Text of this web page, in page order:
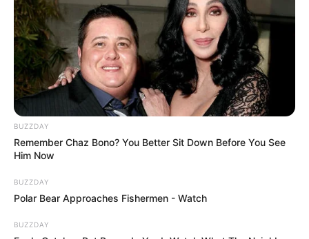
BUZZDAY
Remember Chaz Bono? You Better Sit Down Before You See
Him Now
BUZZDAY
Polar Bear Approaches Fishermen - Watch
BUZZDAY